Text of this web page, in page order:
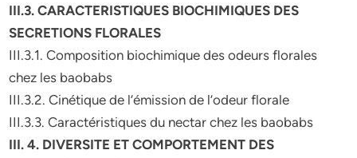
III.3. CARACTERISTIQUES BIOCHIMIQUES DES
SECRETIONS FLORALES
III.3.1. Composition biochimique des odeurs florales
chez les baobabs
III.3.2. Cinétique de l’émission de l’odeur florale
III.3.3. Caractéristiques du nectar chez les baobabs
III. 4. DIVERSITE ET COMPORTEMENT DES